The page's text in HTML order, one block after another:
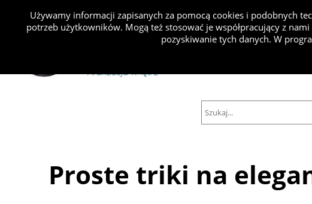
Projekty
Proste triki na
Używamy informacji zapisanych za pomocą cookies i podobnych
potrzeb użytkowników. Mogą też stosować je współpracujący z
pozyskiwanie tych danych. W